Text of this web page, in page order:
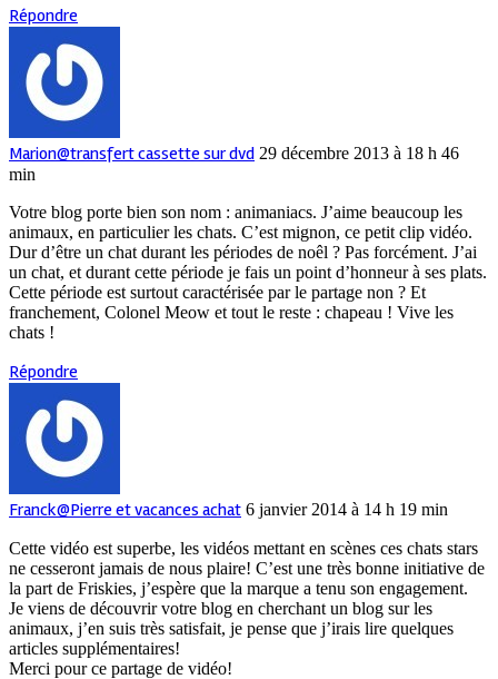
Répondre
Marion@transfert cassette sur dvd 29 décembre 2013 à 18 h 46
min
Votre blog porte bien son nom : animaniacs. J’aime beaucoup les
animaux, en particulier les chats. C’est mignon, ce petit clip vidéo.
Dur d’être un chat durant les périodes de noêl ? Pas forcément. J’ai
un chat, et durant cette période je fais un point d’honneur à ses plats.
Cette période est surtout caractérisée par le partage non ? Et
franchement, Colonel Meow et tout le reste : chapeau ! Vive les
chats !
Répondre
Franck@Pierre et vacances achat 6 janvier 2014 à 14 h 19 min
Cette vidéo est superbe, les vidéos mettant en scènes ces chats stars
ne cesseront jamais de nous plaire! C’est une très bonne initiative de
la part de Friskies, j’espère que la marque a tenu son engagement.
Je viens de découvrir votre blog en cherchant un blog sur les
animaux, j’en suis très satisfait, je pense que j’irais lire quelques
articles supplémentaires!
Merci pour ce partage de vidéo!